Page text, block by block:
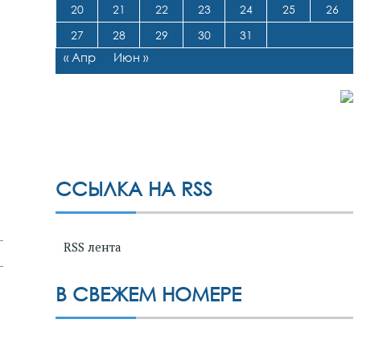
20
21 22 23 24 25
26
27
28 29 30 31
« Апр Июн »
ССЫЛКА НА RSS
RSS лента
В СВЕЖЕМ НОМЕРЕ